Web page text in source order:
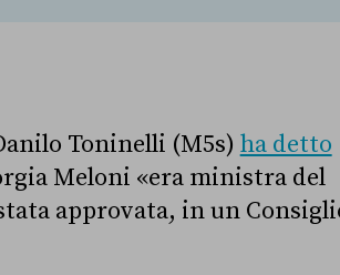
Toninelli (M5s) ha detto
Meloni «era ministra del
approvata, in un